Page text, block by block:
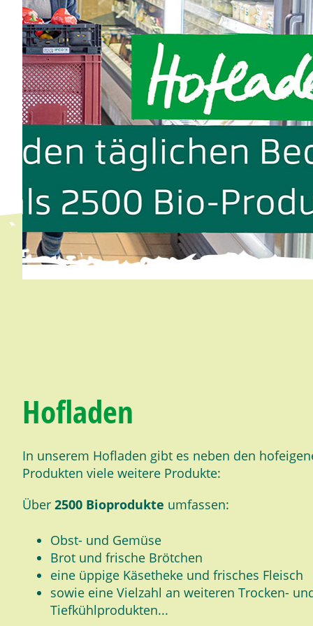
Hofladen
In unserem Hofladen gibt es neben den
Produkten viele weitere Produkte:
Über 2500 Bioprodukte umfassen:
Obst- und Gemüse
Brot und frische Brötchen
eine üppige Käsetheke und frisches Fleisch
sowie eine Vielzahl an weiteren Trocken-
Tiefkühlprodukten...